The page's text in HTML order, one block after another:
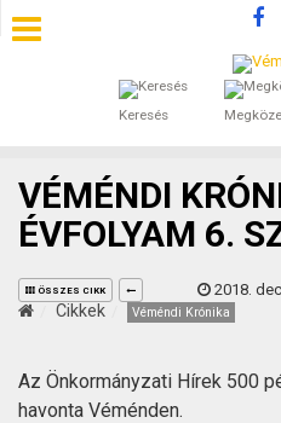
Keresés
SZÁLLÁSOK
ÁLTALÁNOS
KINCSES BARANYA
VÉMÉNDI
ÉVFOLYAM 6.
ÖSSZES CIKK 2018.
Cikkek Véméndi Krónika
Az Önkormányzati Hírek 500
havonta Véménden.